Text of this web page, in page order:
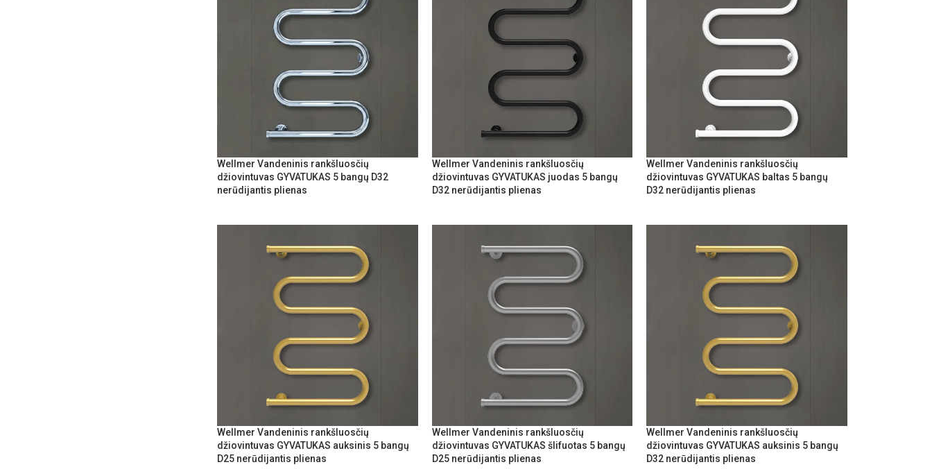
Wellmer Vandeninis rankšluosčių
džiovintuvas GYVATUKAS 5 bangų D32
nerūdijantis plienas
Wellmer Vandeninis rankšluosčių
džiovintuvas GYVATUKAS juodas 5 bangų
D32 nerūdijantis plienas
Wellmer Vandeninis rankšluosčių
džiovintuvas GYVATUKAS baltas 5 bangų
D32 nerūdijantis plienas
Wellmer Vandeninis rankšluosčių
džiovintuvas GYVATUKAS auksinis 5 bangų
D25 nerūdijantis plienas
Wellmer Vandeninis rankšluosčių
džiovintuvas GYVATUKAS šlifuotas 5 bangų
D25 nerūdijantis plienas
Wellmer Vandeninis rankšluosčių
džiovintuvas GYVATUKAS auksinis 5 bangų
D32 nerūdijantis plienas